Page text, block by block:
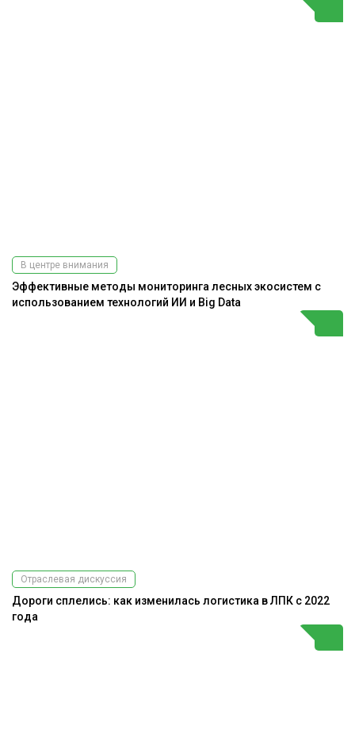
В центре внимания
Эффективные методы мониторинга лесных экосистем с
использованием технологий ИИ и Big Data
Отраслевая дискуссия
Дороги сплелись: как изменилась логистика в ЛПК с 2022
года